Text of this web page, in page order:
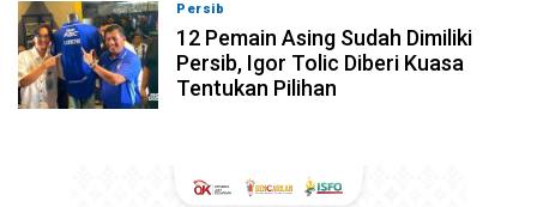
Persib
12 Pemain Asing Sudah Dimiliki
Persib, Igor Tolic Diberi Kuasa
Tentukan Pilihan